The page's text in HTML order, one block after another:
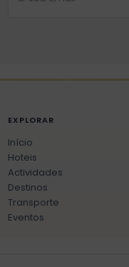
EXPLORAR
Início
Hoteis
Actividades
Destinos
Transporte
Eventos